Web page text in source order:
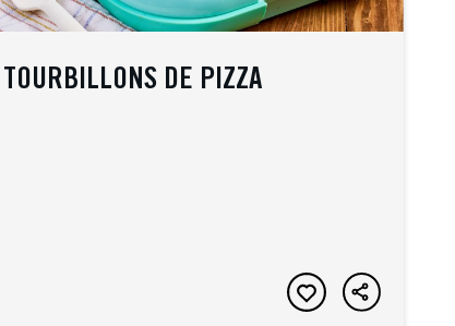
TOURBILLONS DE PIZZA